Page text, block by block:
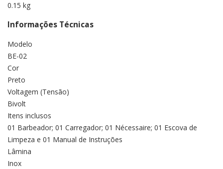
0.15 kg
Informações Técnicas
Modelo
BE-02
Cor
Preto
Voltagem (Tensão)
Bivolt
Itens inclusos
01 Barbeador; 01 Carregador; 01 Nécessaire; 01 Escova de
Limpeza e 01 Manual de Instruções
Lâmina
Inox